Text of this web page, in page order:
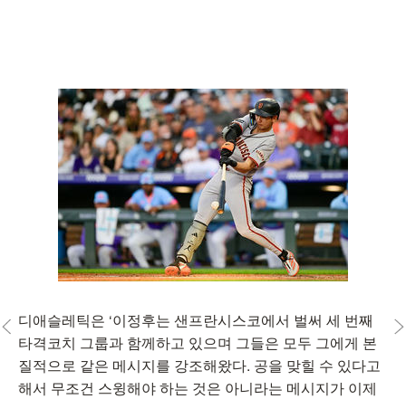
디애슬레틱은 ‘이정후는 샌프란시스코에서 벌써 세 번째
타격코치 그룹과 함께하고 있으며 그들은 모두 그에게 본
질적으로 같은 메시지를 강조해왔다. 공을 맞힐 수 있다고
해서 무조건 스윙해야 하는 것은 아니라는 메시지가 이제